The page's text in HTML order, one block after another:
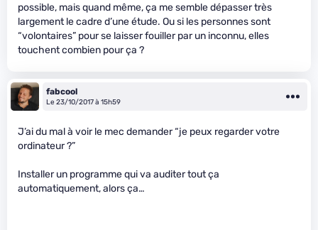
possible, mais quand même, ça me semble dépasser très
largement le cadre d’une étude. Ou si les personnes sont
“volontaires” pour se laisser fouiller par un inconnu, elles
touchent combien pour ça ?
fabcool
Le 23/10/2017 à 15h59
J’ai du mal à voir le mec demander “je peux regarder votre
ordinateur ?”
Installer un programme qui va auditer tout ça
automatiquement, alors ça…